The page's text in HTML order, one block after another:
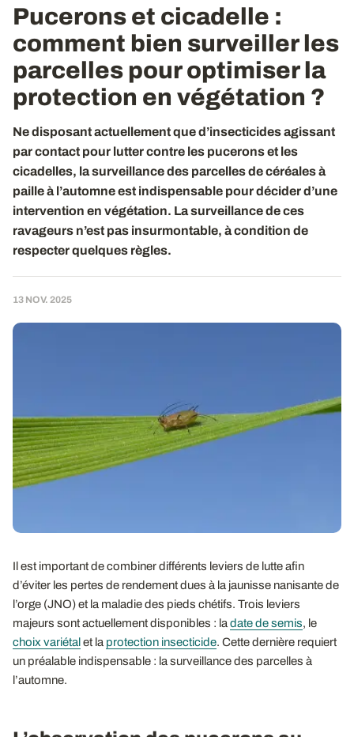
Pucerons et cicadelle :
comment bien surveiller les
parcelles pour optimiser la
protection en végétation ?
Ne disposant actuellement que d’insecticides agissant
par contact pour lutter contre les pucerons et les
cicadelles, la surveillance des parcelles de céréales à
paille à l’automne est indispensable pour décider d’une
intervention en végétation. La surveillance de ces
ravageurs n’est pas insurmontable, à condition de
respecter quelques règles.
13 NOV. 2025
Il est important de combiner différents leviers de lutte afin
d’éviter les pertes de rendement dues à la jaunisse nanisante de
l’orge (JNO) et la maladie des pieds chétifs. Trois leviers
majeurs sont actuellement disponibles : la date de semis, le
choix variétal et la protection insecticide. Cette dernière requiert
un préalable indispensable : la surveillance des parcelles à
l’automne.